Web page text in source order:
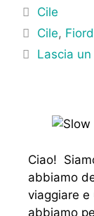
Categorie
Cile
Tag
Cile,
Lascia
Ciao!
abbiamo
viaggiare e
abbiamo